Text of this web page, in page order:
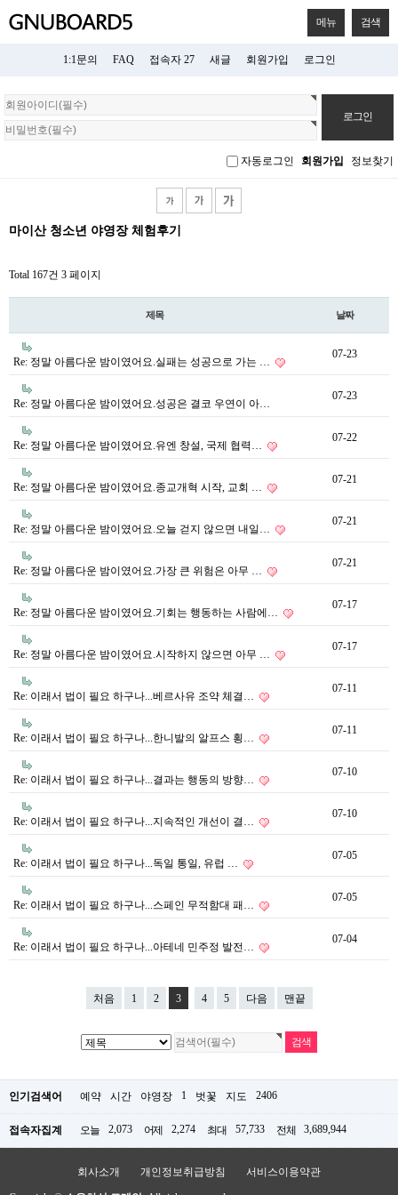
메뉴 검색
1:1문의 FAQ 접속자 27 새글 회원가입 로그인
회
원
로
자동로그인 회원가입 정보찾기
마이산 청소년 야영장 체험후기
Total 167건 3 페이지
제목 날짜
Re: 정말 아름다운 밤이였어요.실패는 성공으로 가는 …
07-23
Re: 정말 아름다운 밤이였어요.성공은 결코 우연이 아…
07-23
Re: 정말 아름다운 밤이였어요.유엔 창설, 국제 협력…
07-22
Re: 정말 아름다운 밤이였어요.종교개혁 시작, 교회 …
07-21
Re: 정말 아름다운 밤이였어요.오늘 걷지 않으면 내일…
07-21
Re: 정말 아름다운 밤이였어요.가장 큰 위험은 아무 …
07-21
Re: 정말 아름다운 밤이였어요.기회는 행동하는 사람에…
07-17
Re: 정말 아름다운 밤이였어요.시작하지 않으면 아무 …
07-17
Re: 이래서 법이 필요 하구나...베르사유 조약 체결…
07-11
Re: 이래서 법이 필요 하구나...한니발의 알프스 횡…
07-11
Re: 이래서 법이 필요 하구나...결과는 행동의 방향…
07-10
Re: 이래서 법이 필요 하구나...지속적인 개선이 결…
07-10
Re: 이래서 법이 필요 하구나...독일 통일, 유럽 …
07-05
Re: 이래서 법이 필요 하구나...스페인 무적함대 패…
07-05
Re: 이래서 법이 필요 하구나...아테네 민주정 발전…
07-04
처음 1 2 3 4 5 다음 맨끝
인기검색어 예약 시간 야영장 1 벗꽃 지도 2406
접속자집계 오늘 2,073 어제 2,274 최대 57,733 전체 3,689,944
회사소개 개인정보취급방침 서비스이용약관